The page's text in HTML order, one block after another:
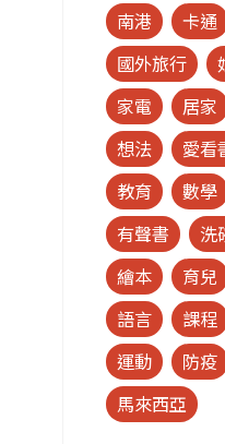
南港
卡通
國外旅行
家電
居家
想法
愛看
教育
數學
有聲書
洗
繪本
育兒
語言
課程
運動
防疫
馬來西亞